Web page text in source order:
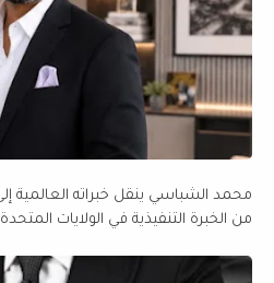
من الخبرة التنفيذية في الولايات المتحدة